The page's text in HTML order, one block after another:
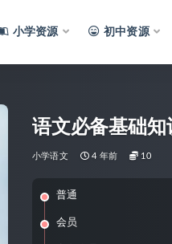
小学资源 初中资源
语文必备基础
小学语文 4 年前 10
普通
会员